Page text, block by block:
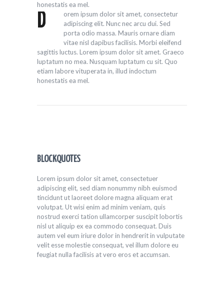
honestatis ea mel.
D
orem ipsum dolor sit amet, consectetur
adipiscing elit. Nunc nec arcu dui. Sed
porta odio massa. Mauris ornare diam
vitae nisl dapibus facilisis. Morbi eleifend
sagittis luctus. Lorem ipsum dolor sit amet. Graeco
luptatum no mea. Nusquam luptatum cu sit. Quo
etiam labore vituperata in, illud indoctum
honestatis ea mel.
BLOCKQUOTES
Lorem ipsum dolor sit amet, consectetuer
adipiscing elit, sed diam nonummy nibh euismod
tincidunt ut laoreet dolore magna aliquam erat
volutpat. Ut wisi enim ad minim veniam, quis
nostrud exerci tation ullamcorper suscipit lobortis
nisl ut aliquip ex ea commodo consequat. Duis
autem vel eum iriure dolor in hendrerit in vulputate
velit esse molestie consequat, vel illum dolore eu
feugiat nulla facilisis at vero eros et accumsan.